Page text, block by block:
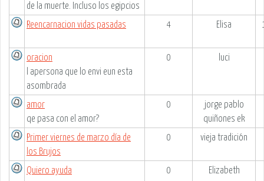
de la muerte. Incluso los egipcios
Reencarnacion vidas pasadas 4 Elisa
oracion
l apersona que lo envi eun esta
asombrada
0 luci
amor
qe pasa con el amor?
0
jorge pablo
quiñones ek
Primer viernes de marzo día de
los Brujos
0 vieja tradición
Quiero ayuda 0 Elizabeth